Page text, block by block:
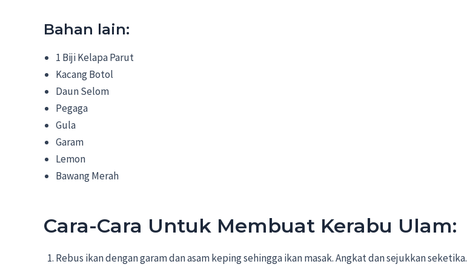
Bahan lain:
1 Biji Kelapa Parut
Kacang Botol
Daun Selom
Pegaga
Gula
Garam
Lemon
Bawang Merah
Cara-Cara Untuk Membuat Kerabu Ulam:
Rebus ikan dengan garam dan asam keping sehingga ikan masak. Angkat dan sejukkan seketika.